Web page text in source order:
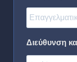
Διεύθυνση